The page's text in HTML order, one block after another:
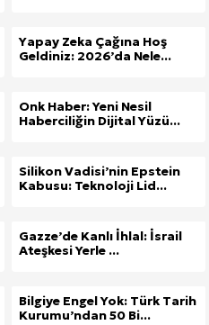
Yapay Zeka Çağına Hoş
Geldiniz: 2026’da Nele...
Onk Haber: Yeni Nesil
Haberciliğin Dijital Yüzü...
Silikon Vadisi’nin Epstein
Kabusu: Teknoloji Lid...
Gazze’de Kanlı İhlal: İsrail
Ateşkesi Yerle ...
Bilgiye Engel Yok: Türk Tarih
Kurumu’ndan 50 Bi...